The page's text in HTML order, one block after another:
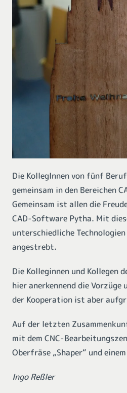
Die KollegInnen von fünf
gemeinsam in den Bereichen
Gemeinsam ist allen die
CAD-Software Pytha. Mit
unterschiedliche
angestrebt.
Die Kolleginnen und Kollegen
hier anerkennend die
der Kooperation ist aber
Auf der letzten
mit dem CNC-
Oberfräse „Shaper“ und
Ingo Reßler